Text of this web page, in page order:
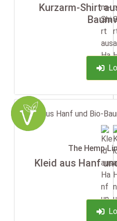
Kurzarm-Shirt
The Hemp
Kleid aus Hanf